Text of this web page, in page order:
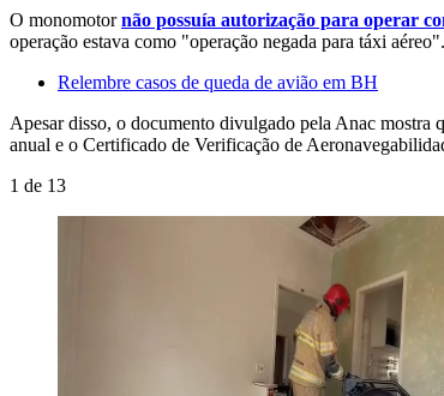
O monomotornão possuía autorização para operar
operação estava como "operação negada para táxi aéreo".
Relembre casos de queda de avião em BH
Apesar disso, o documento divulgado pela Anac mostra
anual e o Certificado de Verificação de
1 de 13